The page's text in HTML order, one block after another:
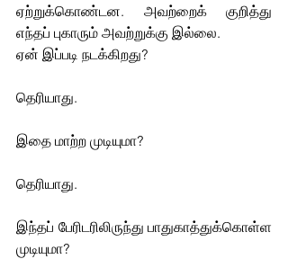
ஏற்றுக்கொண்டன. அவற்றைக் குறித்து
எந்தப் புகாரும் அவற்றுக்கு இல்லை.
ஏன் இப்படி நடக்கிறது?
தெரியாது.
இதை மாற்ற முடியுமா?
தெரியாது.
இந்தப் பேரிடரிலிருந்து பாதுகாத்துக்கொள்ள
முடியுமா?